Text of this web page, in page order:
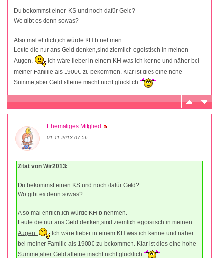
Du bekommst einen KS und noch dafür Geld?
Wo gibt es denn sowas?
Also mal ehrlich,ich würde KH b nehmen.
Leute die nur ans Geld denken,sind ziemlich egoistisch in meinen
Augen.
Ich wäre lieber in einem KH was ich kenne und näher bei
meiner Familie als 1900€ zu bekommen. Klar ist dies eine hohe
Summe,aber Geld alleine macht nicht glücklich
Ehemaliges Mitglied
01.11.2013 07:56
Zitat von Wir2013:
Du bekommst einen KS und noch dafür Geld?
Wo gibt es denn sowas?
Also mal ehrlich,ich würde KH b nehmen.
Leute die nur ans Geld denken,sind ziemlich egoistisch in meinen
Augen.
Ich wäre lieber in einem KH was ich kenne und näher
bei meiner Familie als 1900€ zu bekommen. Klar ist dies eine hohe
Summe,aber Geld alleine macht nicht glücklich